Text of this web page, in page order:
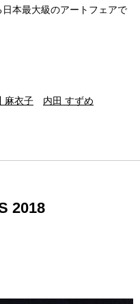
本最大級のアートフェアで
麻衣子
内田 すずめ
2018